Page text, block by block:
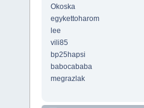
Okoska
egykettoharom
lee
vili85
bp25hapsi
babocababa
megrazlak